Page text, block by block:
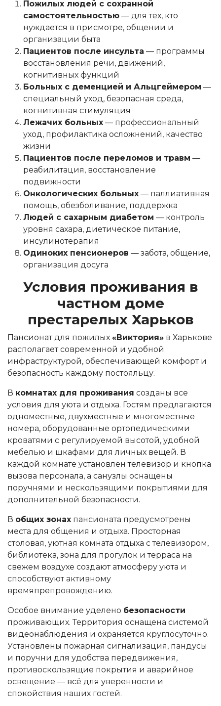
Пожилых людей с сохранной
самостоятельностью — для тех, кто
нуждается в присмотре, общении и
организации быта
Пациентов после инсульта — программы
восстановления речи, движений,
когнитивных функций
Больных с деменцией и Альцгеймером —
специальный уход, безопасная среда,
когнитивная стимуляция
Лежачих больных — профессиональный
уход, профилактика осложнений, качество
жизни
Пациентов после переломов и травм —
реабилитация, восстановление
подвижности
Онкологических больных — паллиативная
помощь, обезболивание, поддержка
Людей с сахарным диабетом — контроль
уровня сахара, диетическое питание,
инсулинотерапия
Одиноких пенсионеров — забота, общение,
организация досуга
Условия проживания в
частном доме
престарелых Харьков
Пансионат для пожилых «Виктория» в Харькове
располагает современной и удобной
инфраструктурой, обеспечивающей комфорт и
безопасность каждому постояльцу.
В комнатах для проживания созданы все
условия для уюта и отдыха. Гостям предлагаются
одноместные, двухместные и многоместные
номера, оборудованные ортопедическими
кроватями с регулируемой высотой, удобной
мебелью и шкафами для личных вещей. В
каждой комнате установлен телевизор и кнопка
вызова персонала, а санузлы оснащены
поручнями и нескользящими покрытиями для
дополнительной безопасности.
В общих зонах пансионата предусмотрены
места для общения и отдыха. Просторная
столовая, уютная комната отдыха с телевизором,
библиотека, зона для прогулок и терраса на
свежем воздухе создают атмосферу уюта и
способствуют активному
времяпрепровождению.
Особое внимание уделено безопасности
проживающих. Территория оснащена системой
видеонаблюдения и охраняется круглосуточно.
Установлены пожарная сигнализация, пандусы
и поручни для удобства передвижения,
противоскользящие покрытия и аварийное
освещение — всё для уверенности и
спокойствия наших гостей.